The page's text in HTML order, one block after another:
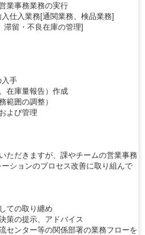
業事務業務の実行
仕入業務[通関業務、検品業務]
留・不良在庫の管理]
手
在庫量報告）作成
範囲の調整）
よび管理
ただきますが、課やチームの営業事務
ションのプロセス改善に取り組んで
ての取り纏め
策の提示、アドバイス
センター等の関係部署の業務フローを